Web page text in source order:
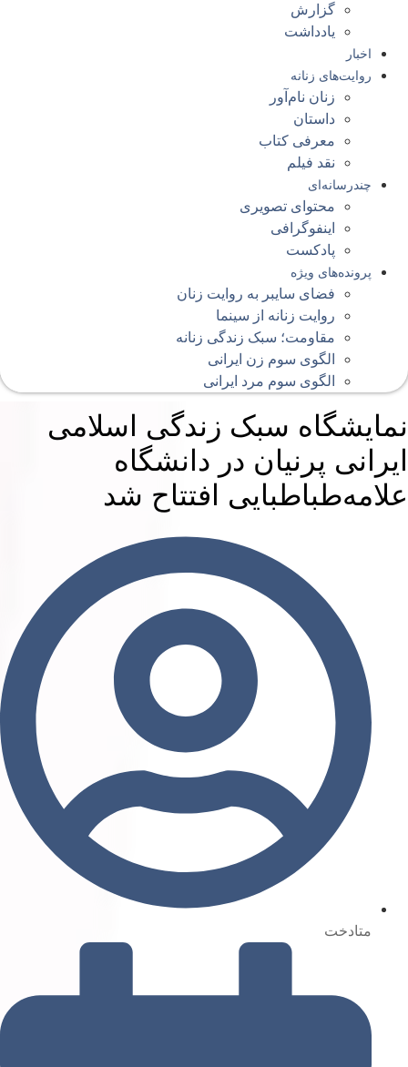
گزارش
یادداشت
اخبار
روایت‌های زنانه
زنان نام‌آور
داستان
معرفی کتاب
نقد فیلم
چندرسانه‌ای
محتوای تصویری
اینفوگرافی
پادکست
پرونده‌های ویژه
فضای سایبر به روایت زنان
روایت زنانه از سینما
مقاومت؛ سبک زندگی زنانه
الگوی سوم زن ایرانی
الگوی سوم مرد ایرانی
سبک زندگی اسلامی
پرنیان در دانشگاه
افتتاح شد
متادخت